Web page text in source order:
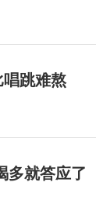
跳难熬
多就答应了